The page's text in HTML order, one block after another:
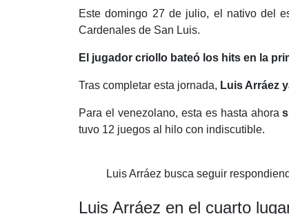
Este domingo 27 de julio, el nativo del
Cardenales de San Luis.
El jugador criollo bateó los hits en la
Tras completar esta jornada, Luis Arráez
Para el venezolano, esta es hasta ahora
tuvo 12 juegos al hilo con indiscutible.
Luis Arráez busca seguir
Luis Arráez en el cuarto